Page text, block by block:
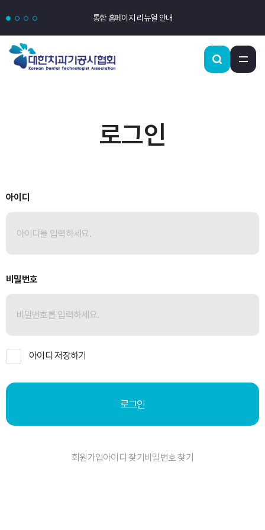
통합 홈페이지 리뉴얼 안내
로그인
아이디
비밀번호
아이디 저장하기
로그인
회원가입아이디 찾기비밀번호 찾기